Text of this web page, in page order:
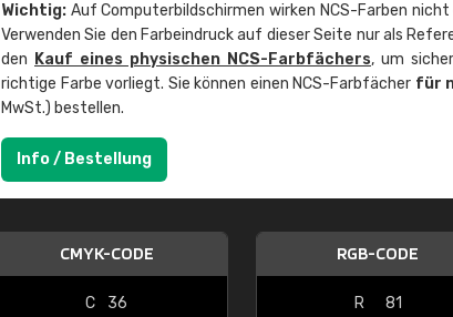
Wichtig: Auf Computerbildschirmen wirken NCS-Farben
Verwenden Sie den Farbeindruck auf dieser Seite nur als
den Kauf eines physischen NCS-Farbfächers, um
richtige Farbe vorliegt. Sie können einen NCS-Farbfächer für
MwSt.) bestellen.
Info / Bestellung
CMYK-CODE
C
36
RGB-CODE
R
81